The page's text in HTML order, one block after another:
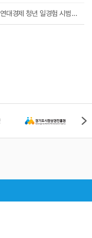
[경기도사회적경제원] 경기도 사회연대경제 청년 일경험 시범사업
69-1, 용인시